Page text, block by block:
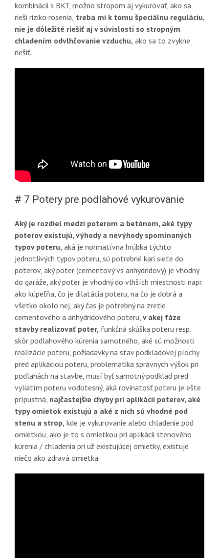
kombinácii s BKT, možno stropom aj vykurovať, ako sa
rieši riziko rosenia, treba mi k tomu špeciálnu reguláciu,
nie je dôležité riešiť aj v súvislosti so stropným
chladením odvlhčovanie vzduchu, ako sa to zvykne
riešiť.
# 7 Potery pre podlahové vykurovanie
Aký je rozdiel medzi poterom a betónom, aké typy
poterov existujú, výhody a nevýhody spomínaných
typov poteru, aká je normatívna hrúbka týchto
jednotlivých typov poteru, sú potrebné kari siete do
poterov, aký poter (cementový vs anhydridový) je vhodný
do garáže, aký poter je vhodný do vlhších miestnosti napr.
ako kúpeľňa, čo je dilatácia poteru, na čo je dobrá a
všetko okolo nej, aký čas je potrebný na zretie
cementového a anhydridového poteru, v akej fáze
stavby realizovať poter, funkčná skúška poteru resp.
skôr podlahového kúrenia samotného, aké sú možnosti
realizácie poteru, požiadavky na stav podkladovej plochy
pred aplikáciou poteru, problematika správnych výšok pri
podlahách na stavbe, musí byť samotný podklad pred
vyliatím poteru vodotesný, aká rovinatosť poteru je ešte
prípustná, najčastejšie chyby pri aplikácii poterov, aké
typy omietok existujú a aké z nich sú vhodné pod
stenu a strop, kde je vykurovanie alebo chladenie pod
omietkou, ako je to s omietkou pri aplikácii stenového
kúrenia / chladenia pri už existujúcej omietky, existuje
niečo ako zdravá omietka.